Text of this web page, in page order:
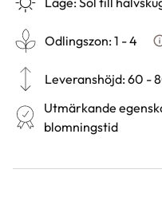
Odlingszon:1 - 4
Leveranshöjd:60 -
Utmärkande
blomningstid